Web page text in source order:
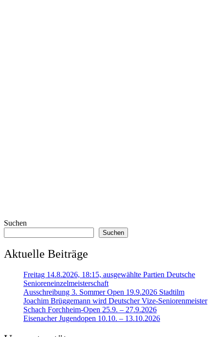
Suchen
Suchen
Aktuelle Beiträge
Freitag 14.8.2026, 18:15, ausgewählte Partien Deutsche
Senioreneinzelmeisterschaft
Ausschreibung 3. Sommer Open 19.9.2026 Stadtilm
Joachim Brüggemann wird Deutscher Vize-Seniorenmeister
Schach Forchheim-Open 25.9. – 27.9.2026
Eisenacher Jugendopen 10.10. – 13.10.2026